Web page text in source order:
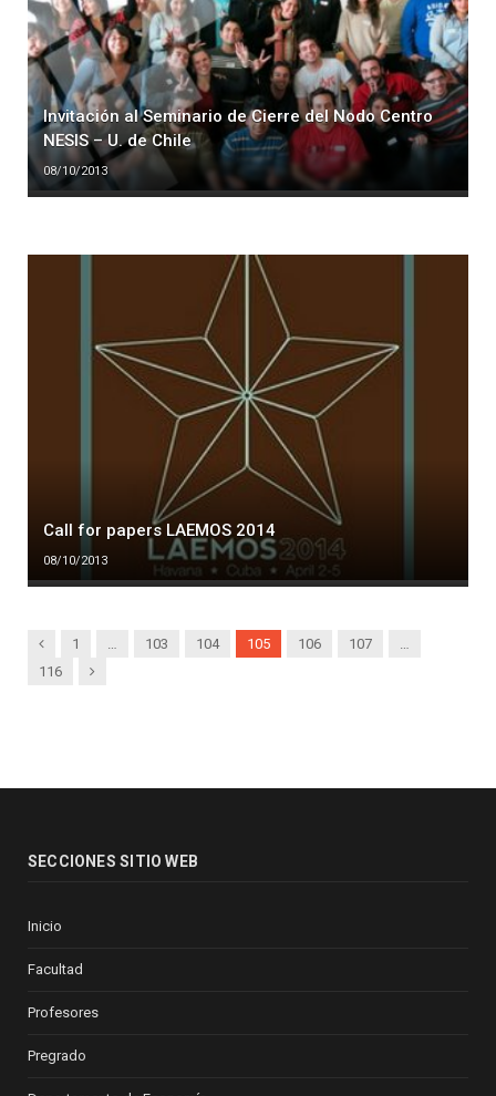
Invitación al Seminario de Cierre del Nodo Centro
NESIS – U. de Chile
08/10/2013
Call for papers LAEMOS 2014
08/10/2013
Previous
1 … 103 104 105 106 107
…
116
Next
SECCIONES SITIO WEB
Inicio
Facultad
Profesores
Pregrado